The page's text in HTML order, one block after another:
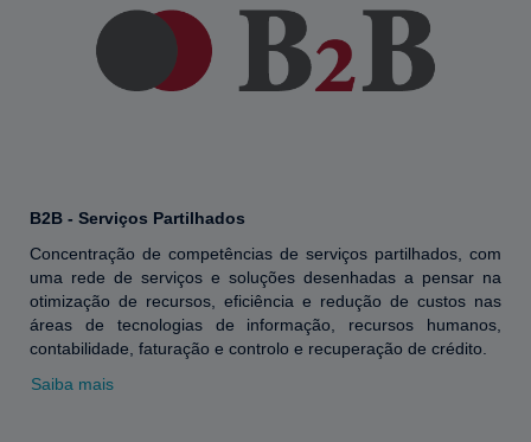
B2B - Serviços Partilhados
Concentração de competências de serviços partilhados, com
uma rede de serviços e soluções desenhadas a pensar na
otimização de recursos, eficiência e redução de custos nas
áreas de tecnologias de informação, recursos humanos,
contabilidade, faturação e controlo e recuperação de crédito.
Saiba mais